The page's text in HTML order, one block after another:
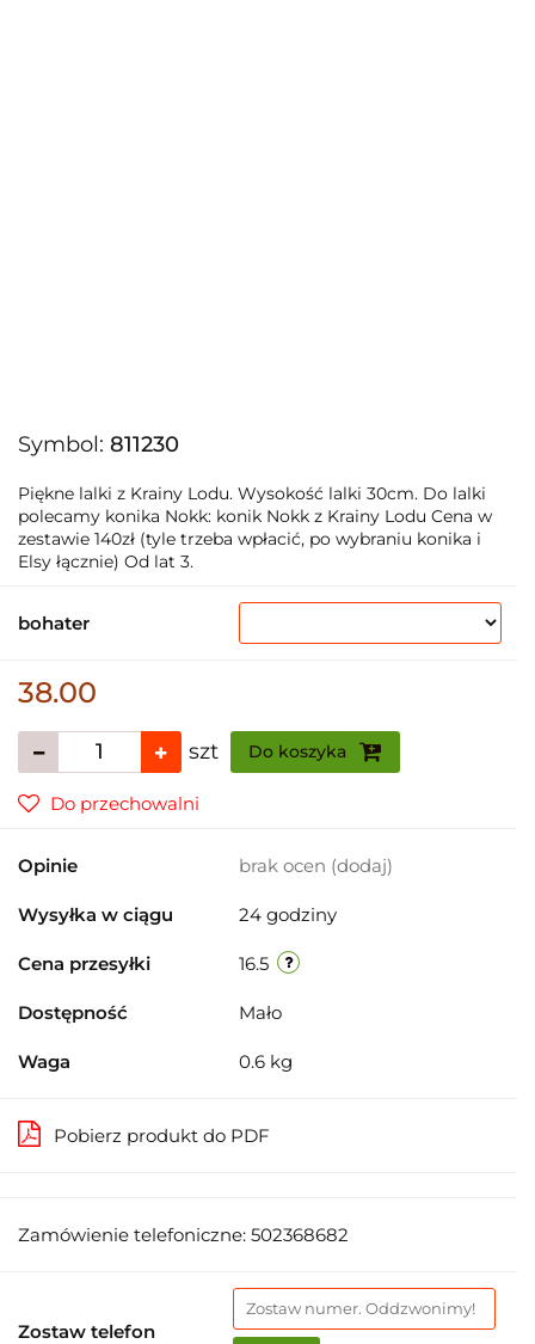
Symbol: 811230
Piękne lalki z Krainy Lodu. Wysokość lalki 30cm. Do lalki
polecamy konika Nokk: konik Nokk z Krainy Lodu Cena w
zestawie 140zł (tyle trzeba wpłacić, po wybraniu konika i
Elsy łącznie) Od lat 3.
bohater
38.00
szt Do koszyka
Do przechowalni
Opinie brak ocen (dodaj)
Wysyłka w ciągu 24 godziny
Cena przesyłki 16.5
Dostępność Mało
Waga 0.6 kg
Pobierz produkt do PDF
Zamówienie telefoniczne: 502368682
Zostaw telefon